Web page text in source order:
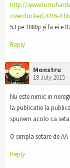
http://
overclocked,4216-
53 pe 1080p şi la ei e
Reply
Monstru
18 July 2015
Nu este nimic in
la publicatie la
spunem acolo ca
O simpla setare de
Reply